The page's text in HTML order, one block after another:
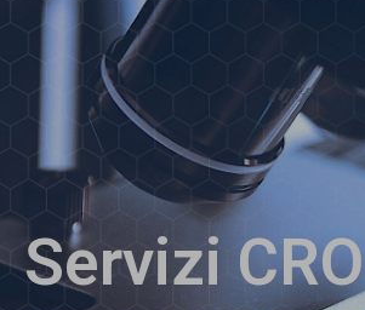
Servizi CRO